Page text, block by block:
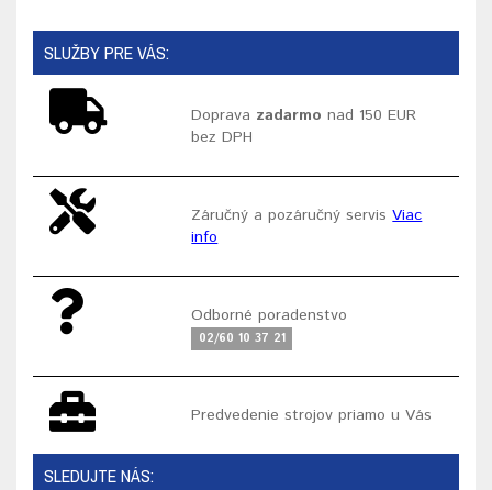
SLUŽBY PRE VÁS:
Doprava zadarmo nad 150 EUR
bez DPH
Záručný a pozáručný servisViac
info
Odborné poradenstvo
02/60 10 37 21
Predvedenie strojov priamo u Vás
SLEDUJTE NÁS: